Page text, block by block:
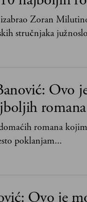
Zoran
stručnjaka
Ovo
romana
romana
poklanjam...
Ovo je